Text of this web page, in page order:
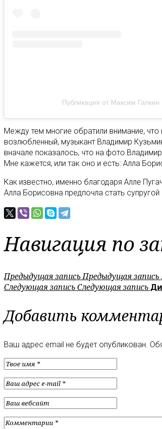
Публикация от Максим
Между тем многие обратили внимание,
возлюбленный, музыкант Владимир
вначале показалось, что на фото
Мне кажется, или так оно и есть: Алла
Как известно, именно благодаря Алле
Алла Борисовна предпочла стать
Навигация по
Предыдущая записьПредыдущая запись
Следующая запись Следующая запись
Добавить
Ваш адрес email не будет опубликован.